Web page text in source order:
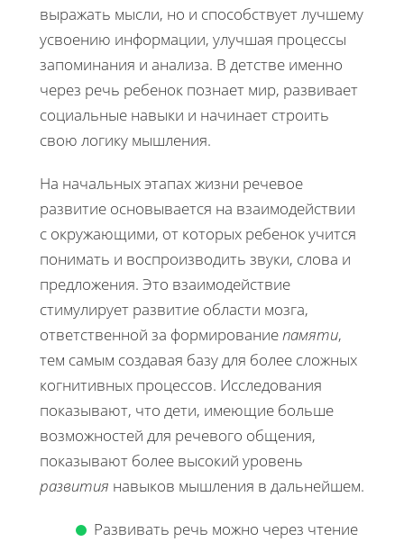
выражать мысли, но и способствует лучшему
усвоению информации, улучшая процессы
запоминания и анализа. В детстве именно
через речь ребенок познает мир, развивает
социальные навыки и начинает строить
свою логику мышления.
На начальных этапах жизни речевое
развитие основывается на взаимодействии
с окружающими, от которых ребенок учится
понимать и воспроизводить звуки, слова и
предложения. Это взаимодействие
стимулирует развитие области мозга,
ответственной за формированиепамяти,
тем самым создавая базу для более сложных
когнитивных процессов. Исследования
показывают, что дети, имеющие больше
возможностей для речевого общения,
показывают более высокий уровень
развития навыков мышления в дальнейшем.
Развивать речь можно через чтение